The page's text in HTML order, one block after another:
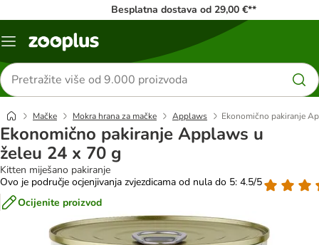
Besplatna dostava od 29,00 €**
Izbornik
Traži
proizvode
Mačke Mokra hrana za mačke Applaws Ekonomično pakiranje
Ekonomično pakiranje Applaws u
želeu 24 x 70 g
Kitten miješano pakiranje
Ovo je područje ocjenjivanja zvjezdicama od nula do 5: 4.5/5
Ocijenite proizvod